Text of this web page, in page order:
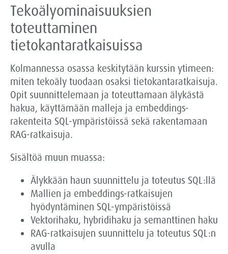
Tekoälyominaisuuksien
toteuttaminen
tietokantaratkaisuissa
Kolmannessa osassa keskitytään kurssin ytimeen:
miten tekoäly tuodaan osaksi tietokantaratkaisuja.
Opit suunnittelemaan ja toteuttamaan älykästä
hakua, käyttämään malleja ja embeddings-
rakenteita SQL-ympäristöissä sekä rakentamaan
RAG-ratkaisuja.
Sisältöä muun muassa:
Älykkään haun suunnittelu ja toteutus SQL:llä
Mallien ja embeddings-ratkaisujen
hyödyntäminen SQL-ympäristöissä
Vektorihaku, hybridihaku ja semanttinen haku
RAG-ratkaisujen suunnittelu ja toteutus SQL:n
avulla